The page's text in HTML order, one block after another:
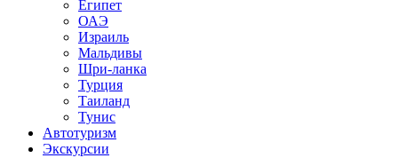
Египет
ОАЭ
Израиль
Мальдивы
Шри-ланка
Турция
Таиланд
Тунис
Автотуризм
Экскурсии